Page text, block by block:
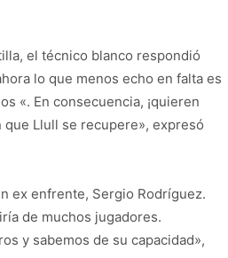
el técnico blanco respondió
lo que menos echo en falta es
«. En consecuencia, ¡quieren
que Llull se recupere», expresó
ex enfrente, Sergio Rodríguez.
de muchos jugadores.
y sabemos de su capacidad»,